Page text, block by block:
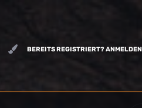
BEREITS REGISTRIERT? ANMELDEN